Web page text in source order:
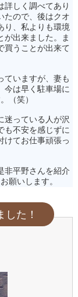
詳しく調べてあり
たので、後はクオ
り、私よりも環境
が出来ました。ま
買うことが出来て
ていますが、妻も
今は早く駐車場に
（笑）
迷っている人が沢
も不安を感じずに
けてお仕事頑張っ
非平野さんを紹介
願いします。
た！